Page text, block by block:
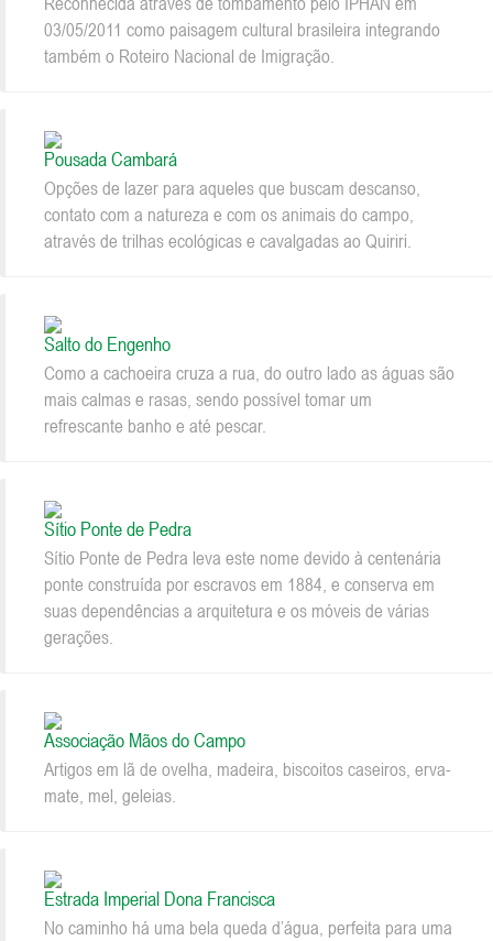
03/05/2011 como paisagem cultural brasileira integrando
também o Roteiro Nacional de Imigração.
Pousada Cambará
Opções de lazer para aqueles que buscam descanso,
contato com a natureza e com os animais do campo,
através de trilhas ecológicas e cavalgadas ao Quiriri.
Salto do Engenho
Como a cachoeira cruza a rua, do outro lado as águas são
mais calmas e rasas, sendo possível tomar um
refrescante banho e até pescar.
Sítio Ponte de Pedra
Sítio Ponte de Pedra leva este nome devido à centenária
ponte construída por escravos em 1884, e conserva em
suas dependências a arquitetura e os móveis de várias
gerações.
Associação Mãos do Campo
Artigos em lã de ovelha, madeira, biscoitos caseiros, erva-
mate, mel, geleias.
Estrada Imperial Dona Francisca
No caminho há uma bela queda d’água, perfeita para uma